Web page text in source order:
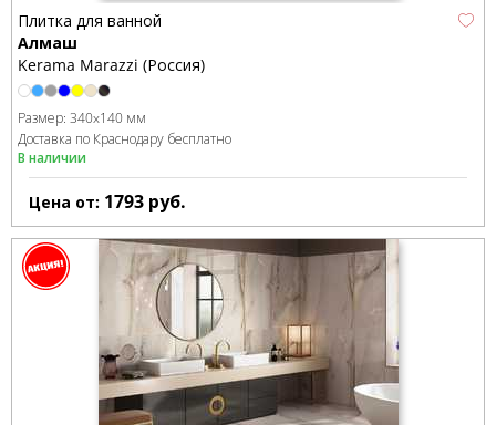
Плитка для ванной
Алмаш
Kerama Marazzi (Россия)
Размер: 340x140 мм
Доставка по Краснодару бесплатно
В наличии
Цена от: 1793 руб.